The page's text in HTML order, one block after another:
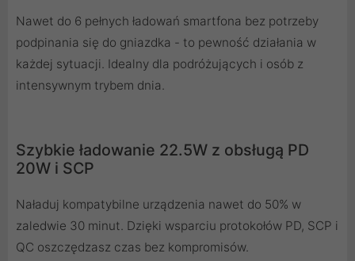
Nawet do 6 pełnych ładowań smartfona bez potrzeby
podpinania się do gniazdka - to pewność działania w
każdej sytuacji. Idealny dla podróżujących i osób z
intensywnym trybem dnia.
Szybkie ładowanie 22.5W z obsługą PD
20W i SCP
Naładuj kompatybilne urządzenia nawet do 50% w
zaledwie 30 minut. Dzięki wsparciu protokołów PD, SCP i
QC oszczędzasz czas bez kompromisów.